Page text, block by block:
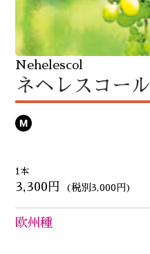
Nehelescol
ネヘレスコール
1本
3,300円 (税別3,000円)
欧州種